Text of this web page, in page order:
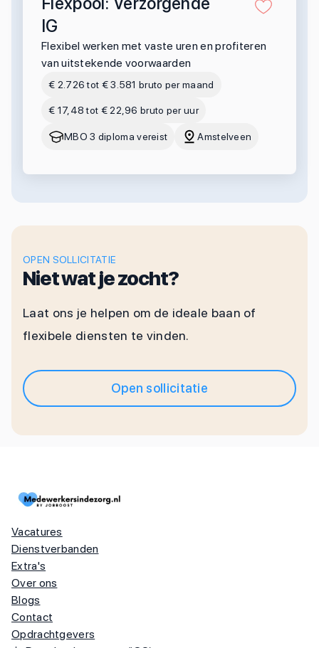
IG
Flexibel werken met vaste uren en profiteren
van uitstekende voorwaarden
€ 2.726 tot € 3.581 bruto per maand
€ 17,48 tot € 22,96 bruto per uur
MBO 3 diploma vereist Amstelveen
OPEN SOLLICITATIE
Niet wat je zocht?
Laat ons je helpen om de ideale baan of
flexibele diensten te vinden.
Open sollicitatie
Vacatures
Dienstverbanden
Extra's
Over ons
Blogs
Contact
Opdrachtgevers